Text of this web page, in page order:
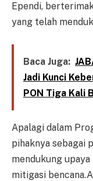
Ependi,
yang telah
Baca Juga:
Jadi Kunci
PON Tiga Kali
Apalagi dalam
pihaknya sebagai
mendukung
mitigasi